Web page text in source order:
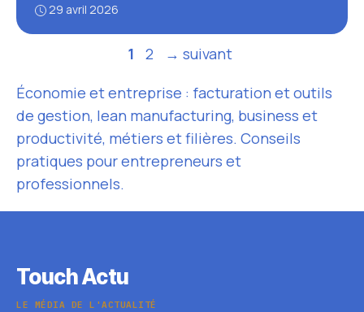
29 avril 2026
Page
1 Page
2 → suivant
Économie et entreprise : facturation et outils
de gestion, lean manufacturing, business et
productivité, métiers et filières. Conseils
pratiques pour entrepreneurs et
professionnels.
Touch Actu
LE MÉDIA DE L'ACTUALITÉ